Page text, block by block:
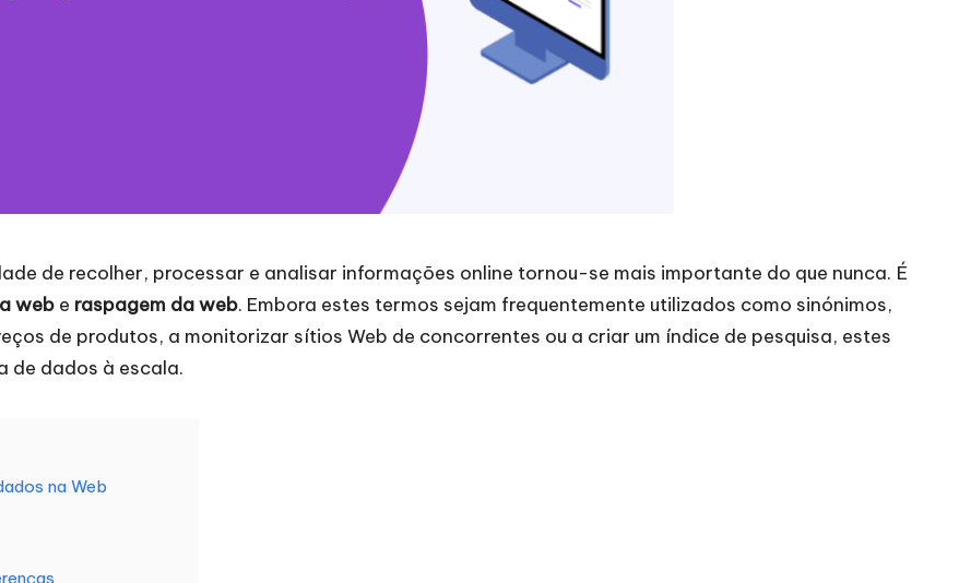
de recolher, processar e analisar informações online tornou-se mais importante do que nunca. É
web e raspagem da web. Embora estes termos sejam frequentemente utilizados como sinónimos,
de produtos, a monitorizar sítios Web de concorrentes ou a criar um índice de pesquisa, estes
de dados à escala.
na Web